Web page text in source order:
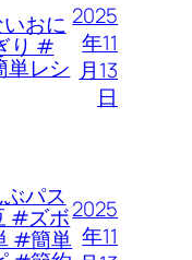
おに
り #
レシ
2025
年11
月13
日
パス
#ズボ
#簡単
2025
年11